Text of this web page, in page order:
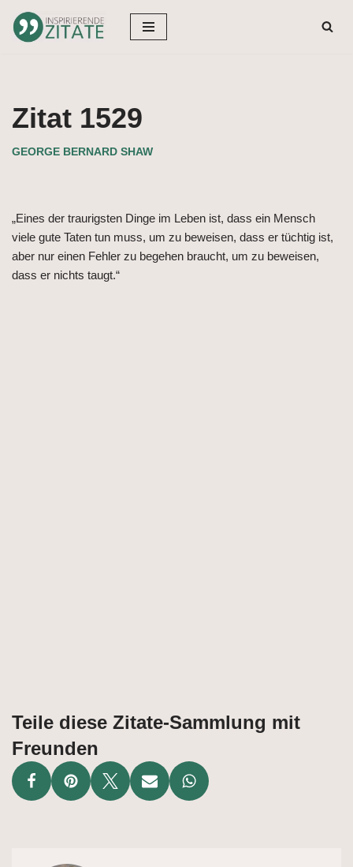
Zum
Zitat 1529
GEORGE BERNARD SHAW
„Eines der traurigsten Dinge im Leben ist, dass ein Mensch
viele gute Taten tun muss, um zu beweisen, dass er tüchtig ist,
aber nur einen Fehler zu begehen braucht, um zu beweisen,
dass er nichts taugt.“
Teile diese Zitate-Sammlung mit
Freunden